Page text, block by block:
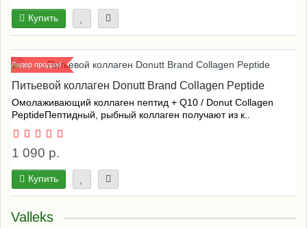
Купить
Лидер продаж!
Питьевой коллаген Donutt Brand Collagen Peptide
Омолаживающий коллаген пептид + Q10 / Donut Collagen
PeptideПептидный, рыбный коллаген получают из к..
1 090 р.
Купить
Valleks